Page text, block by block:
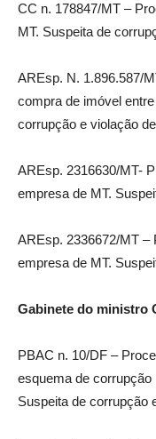
CC n. 178847/MT –
MT. Suspeita de
AREsp. N. 1.896.587/
compra de imóvel
corrupção e violação
AREsp. 2316630/MT-
empresa de MT.
AREsp. 2336672/MT –
empresa de MT.
Gabinete do ministro
PBAC n. 10/DF –
esquema de corrupção
Suspeita de corrupção